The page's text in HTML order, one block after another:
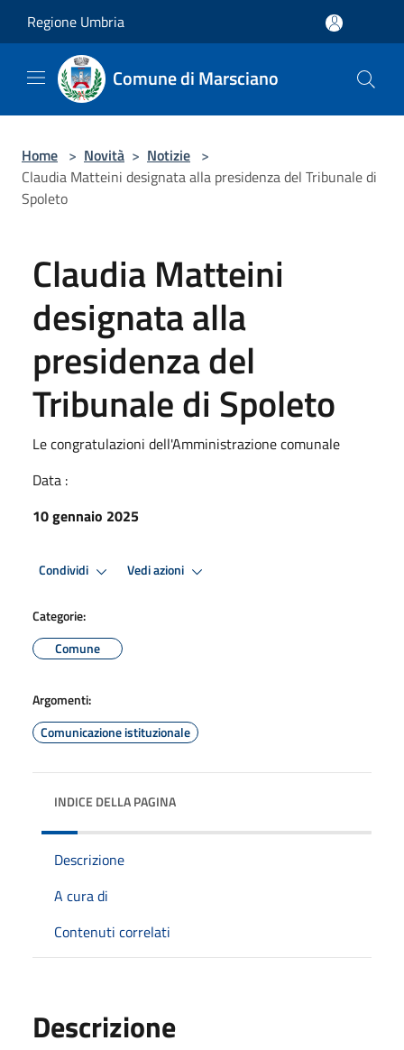
Regione Umbria
Comune di Marsciano
Home > Novità > Notizie >
Claudia Matteini designata alla presidenza del Tribunale di
Spoleto
Claudia Matteini
designata alla
presidenza del
Tribunale di Spoleto
Le congratulazioni dell'Amministrazione comunale
Data :
10 gennaio 2025
Condividi Vedi azioni
Categorie:
Comune
Argomenti:
Comunicazione istituzionale
INDICE DELLA PAGINA
Descrizione
A cura di
Contenuti correlati
Descrizione